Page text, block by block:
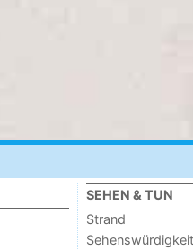
SEHEN & TUN
Strand